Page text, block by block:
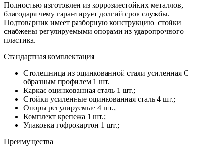
Полностью изготовлен из коррозиестойких металлов,
благодаря чему гарантирует долгий срок службы.
Подтоварник имеет разборную конструкцию, стойки
снабжены регулируемыми опорами из ударопрочного
пластика.
Стандартная комплектация
Столешница из оцинкованной стали усиленная С
образным профилем 1 шт.
Каркас оцинкованная сталь 1 шт.;
Стойки усиленные оцинкованная сталь 4 шт.;
Опоры регулируемые 4 шт.;
Комплект крепежа 1 шт.;
Упаковка гофрокартон 1 шт.;
Преимущества